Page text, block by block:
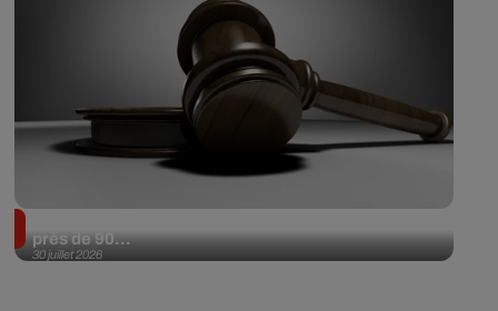
30 juillet 2026
près de 90...